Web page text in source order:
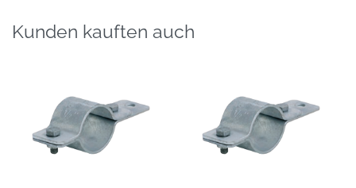
Kunden kauften auch